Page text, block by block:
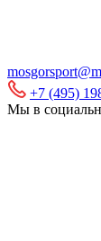
+7 (495)
Мы в